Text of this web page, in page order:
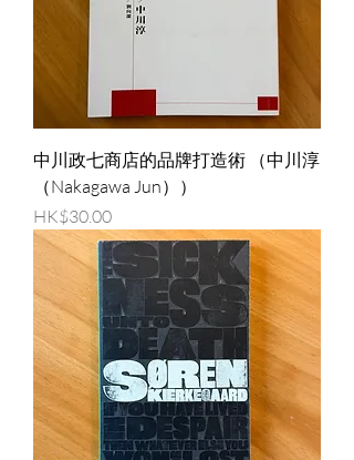
中川政七商店的品牌打造術 （中川淳
（Nakagawa Jun））
價格
HK$30.00